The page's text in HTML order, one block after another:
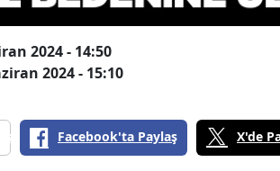
2024 - 14:50
2024 - 15:10
Facebook'ta Paylaş X'de